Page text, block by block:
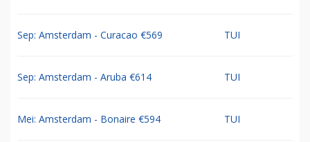
Sep: Amsterdam - Curacao €569 TUI
Sep: Amsterdam - Aruba €614 TUI
Mei: Amsterdam - Bonaire €594 TUI